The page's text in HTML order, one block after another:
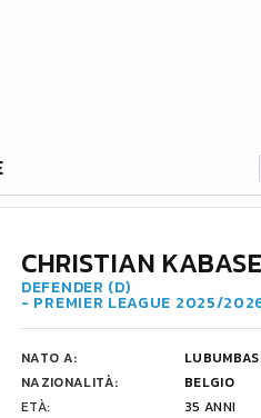
CHRISTIAN
DEFENDER (D)
- PREMIER LEAGUE 2025/
NATO A:
NAZIONALITÀ:
BELGIO
ETÀ:
35 ANNI